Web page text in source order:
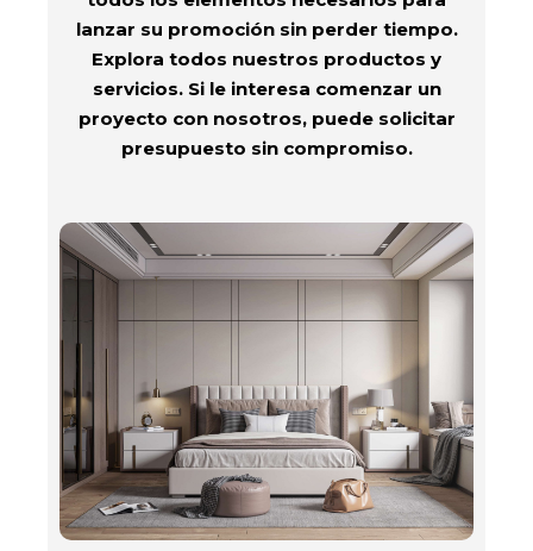
lanzar su promoción sin perder tiempo.
Explora todos nuestros productos y
servicios. Si le interesa comenzar un
proyecto con nosotros, puede solicitar
presupuesto sin compromiso.